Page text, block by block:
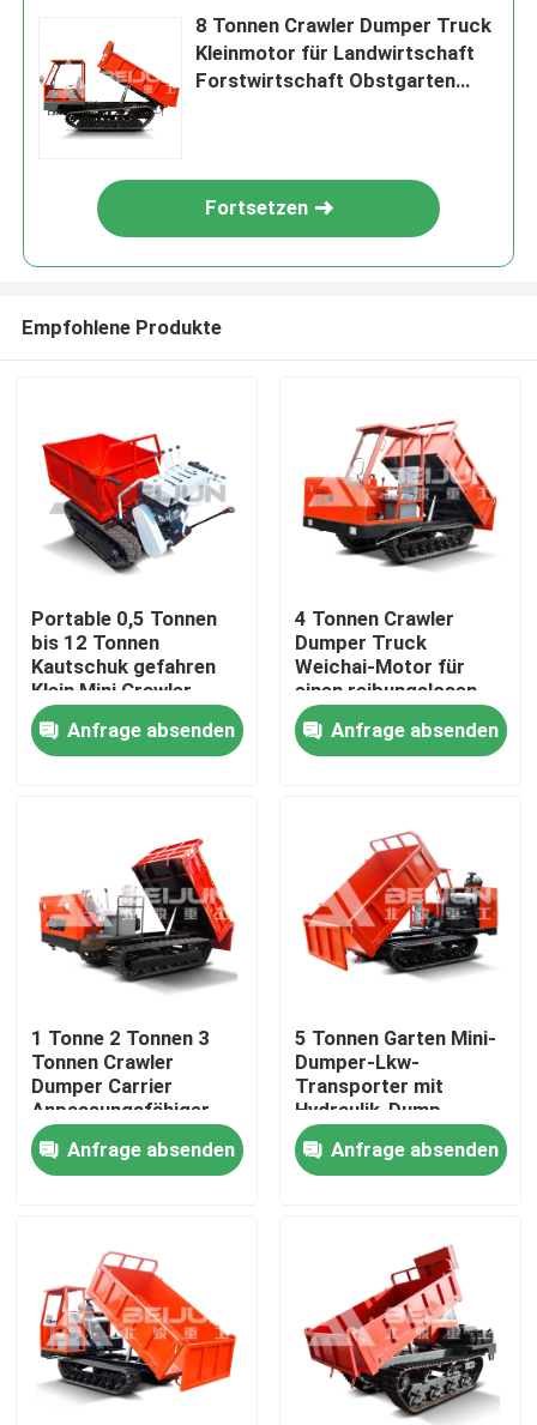
Nach Hause
Kontakte
Produkte
Videos
Untertagekipplaster
Untertagesattelschlepper
Crawler-Dumper-Lkw
8 Tonnen Crawler Dumper Truck
Kleinmotor für Landwirtschaft
Forstwirtschaft Obstgarten
Fortsetzen
Empfohlene Produkte
Portable 0,5 Tonnen
bis 12 Tonnen
Kautschuk gefahren
Klein Mini Crawler
Träger Lkw Diesel
angetrieben
Anfrage absenden
4 Tonnen Crawler
Dumper Truck
Weichai-Motor für
einen reibungslosen
Transport von
MaterialAnfrage absenden
1 Tonne 2 Tonnen 3
Tonnen Crawler
Dumper Carrier
Anpassungsfähiger
tragbarer Diesel zum
VerkaufAnfrage absenden
5 Tonnen Garten Mini-
Dumper-Lkw-
Transporter mit
Hydraulik-Dump
Anfrage absenden